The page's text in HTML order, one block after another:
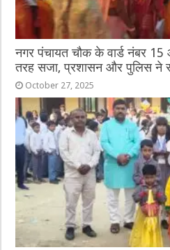
नगर पंचायत चौक के वार्ड नंबर
तरह सजा, प्रशासन और पुलिस ने
October 27, 2025